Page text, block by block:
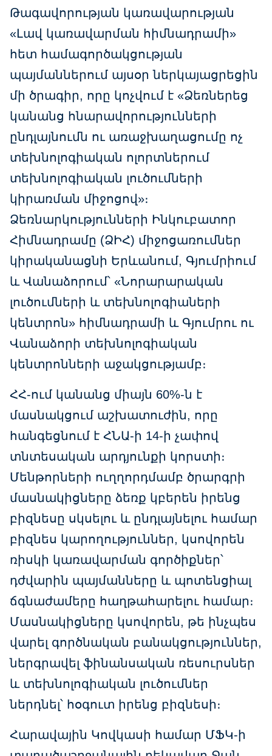
Թագավորության կառավարության
«Լավ կառավարման հիմնադրամի»
հետ համագործակցության
պայմաններում այսօր ներկայացրեցին
մի ծրագիր, որը կոչվում է «Ձեռներեց
կանանց հնարավորությունների
ընդլայնումն ու առաջխաղացումը ոչ
տեխնոլոգիական ոլորտներում
տեխնոլոգիական լուծումների
կիրառման միջոցով»։
Ձեռնարկությունների Ինկուբատոր
Հիմնադրամը (ՁԻՀ) միջոցառումներ
կիրականացնի Երևանում, Գյումրիում
և Վանաձորում՝ «Նորարարական
լուծումների և տեխնոլոգիաների
կենտրոն» հիմնադրամի և Գյումրու ու
Վանաձորի տեխնոլոգիական
կենտրոնների աջակցությամբ։
ՀՀ-ում կանանց միայն 60%-ն է
մասնակցում աշխատուժին, որը
հանգեցնում է ՀՆԱ-ի 14-ի չափով
տնտեսական արդյունքի կորստի։
Մենթորների ուղղորդմամբ ծրարգրի
մասնակիցները ձեռք կբերեն իրենց
բիզնեսը սկսելու և ընդլայնելու համար
բիզնես կարողություններ, կսովորեն
ռիսկի կառավարման գործիքներ՝
դժվարին պայմանները և պոտենցիալ
ճգնաժամերը հաղթահարելու համար։
Մասնակիցները կսովորեն, թե ինչպես
վարել գործնական բանակցություններ,
ներգրավել ֆինանսական ռեսուրսներ
և տեխնոլոգիական լուծումներ
ներդնել՝ հօգուտ իրենց բիզնեսի։
Հարավային Կովկասի համար ՄՖԿ-ի